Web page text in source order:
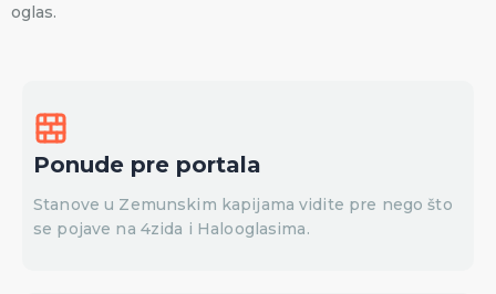
oglas.
Ponude pre portala
Stanove u Zemunskim kapijama vidite pre nego što
se pojave na 4zida i Halooglasima.